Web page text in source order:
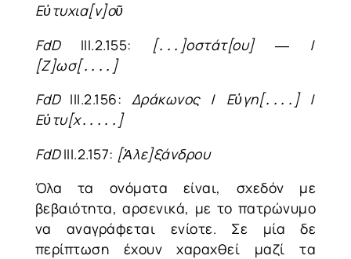
Εὐτυχια[ν]οῦ
FdD III.2.155: [․․․]οστάτ[ου]― /
[Ζ]ωσ[․․․․]
FdD III.2.156: Δράκωνος/ Εὐγη[․․․․]/
Εὐτυ[χ․․․․․]
FdDIII.2.157: [Ἀλε]ξάνδρου
Όλα τα ονόματα είναι, σχεδόν με
βεβαιότητα, αρσενικά, με το πατρώνυμο
να αναγράφεται ενίοτε. Σε μία δε
περίπτωση έχουν χαραχθεί μαζί τα